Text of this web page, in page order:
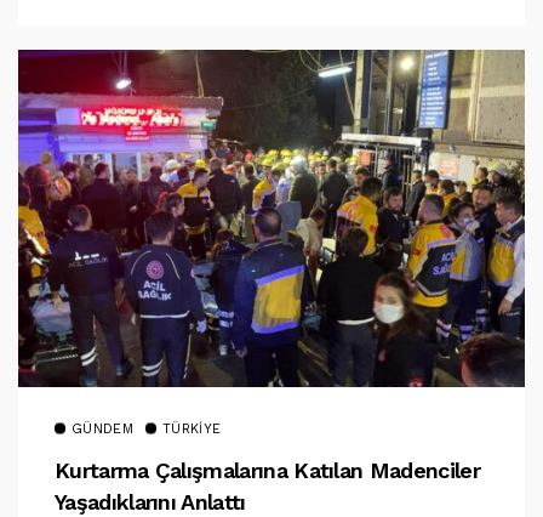
GÜNDEM TÜRKIYE
Kurtarma Çalışmalarına Katılan Madenciler
Yaşadıklarını Anlattı